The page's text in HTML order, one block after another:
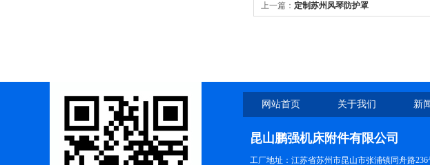
上一篇： 定制苏州风琴防护罩
网站首页 关于我们 新
昆山鹏强机床附件有限公司
工厂地址：江苏省苏州市昆山市张浦镇同舟路236